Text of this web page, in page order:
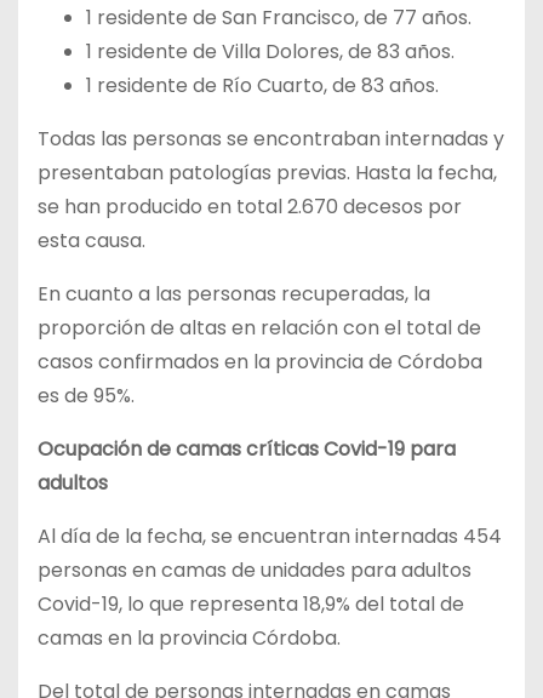
1 residente de San Francisco, de 77 años.
1 residente de Villa Dolores, de 83 años.
1 residente de Río Cuarto, de 83 años.
Todas las personas se encontraban internadas y
presentaban patologías previas. Hasta la fecha,
se han producido en total 2.670 decesos por
esta causa.
En cuanto a las personas recuperadas, la
proporción de altas en relación con el total de
casos confirmados en la provincia de Córdoba
es de 95%.
Ocupación de camas críticas Covid-19 para
adultos
Al día de la fecha, se encuentran internadas 454
personas en camas de unidades para adultos
Covid-19, lo que representa 18,9% del total de
camas en la provincia Córdoba.
Del total de personas internadas en camas